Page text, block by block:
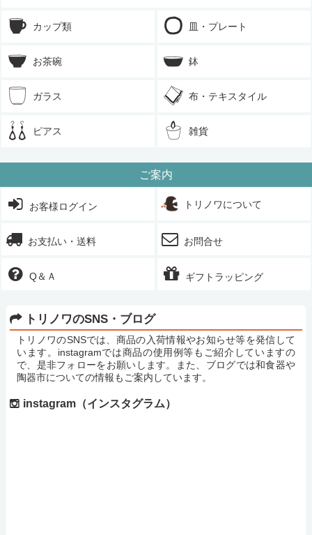
カップ類 皿・プレート
お茶碗 鉢
ガラス 布・テキスタイル
ピアス 雑貨
ご案内
お客様ログイン トリノワについて
お支払い・送料 お問合せ
Q＆Ａ ギフトラッピング
トリノワのSNS・ブログ
トリノワのSNSでは、商品の入荷情報やお知らせ等を発信して
います。instagramでは商品の使用例等もご紹介していますの
で、是非フォローをお願いします。また、ブログでは和食器や
陶器市についての情報もご案内しています。
instagram（インスタグラム）